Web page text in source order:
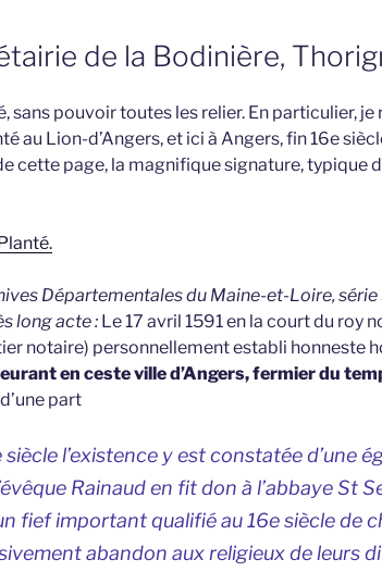
de la Bodinière,
sans pouvoir toutes les relier. En particulier, je
au Lion-d’Angers, et ici à Angers, fin 16e
cette page, la magnifique signature, typique
Départementales du Maine-et-Loire, série
long acte : Le 17 avril 1591 en la court du roy
notaire) personnellement establi honneste
en ceste ville d’Angers, fermier du
d’une part
l’existence y est constatée d’une
Rainaud en fit don à l’abbaye St
fief important qualifié au 16e siècle de
abandon aux religieux de leurs